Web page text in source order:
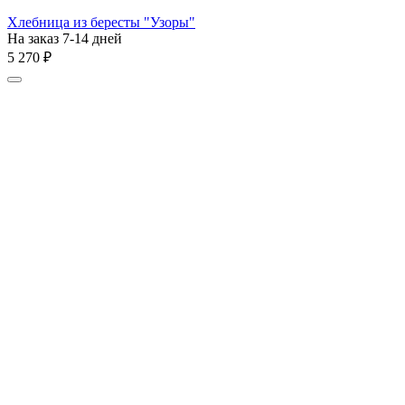
Хлебница из бересты "Узоры"
На заказ 7-14 дней
5 270 ₽